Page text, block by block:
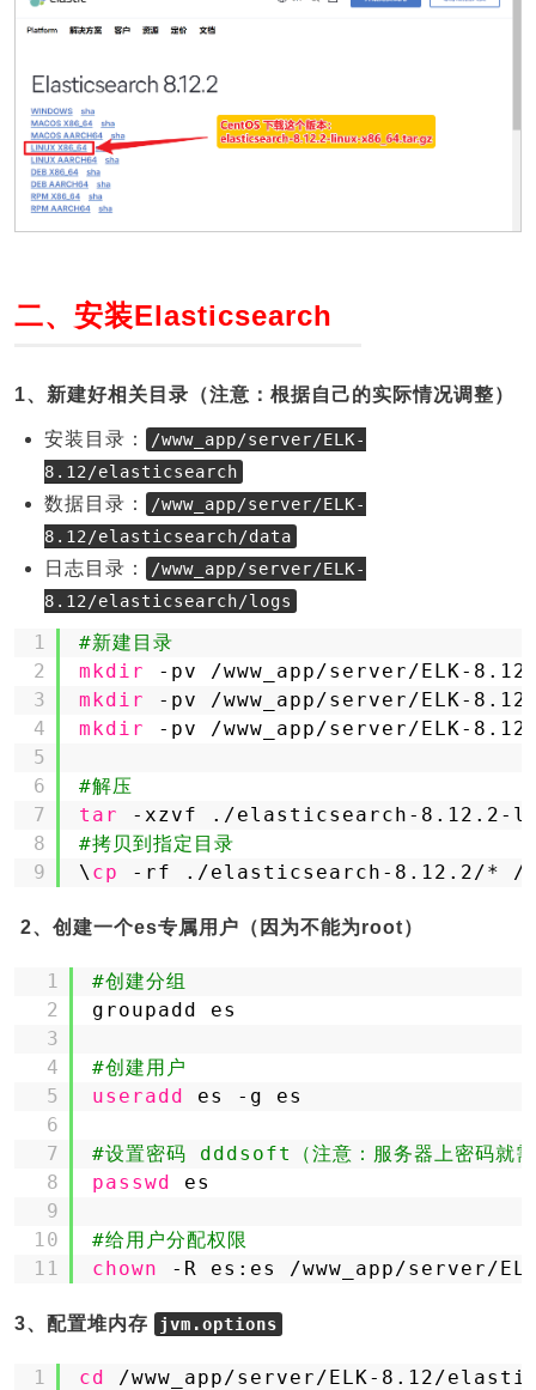
二、安装Elasticsearch
1、新建好相关目录（注意：根据自己的实际情况调整）
安装目录：
/www_app/server/ELK-
8.12/elasticsearch
数据目录：
/www_app/server/ELK-
8.12/elasticsearch/data
日志目录：
/www_app/server/ELK-
8.12/elasticsearch/logs
1
2
3
4
5
6
7
8
9
#新建目录
mkdir
-pv /www_app/server/ELK-8 .12
mkdir
-pv /www_app/server/ELK-8 .12
mkdir
-pv /www_app/server/ELK-8 .12
#解压
tar
-xzvf . /elasticsearch-8 .12.2-
#拷贝到指定目录
\ cp -rf . /elasticsearch-8 .12.2/* /
2、创建一个es专属用户（因为不能为root）
1
2
3
4
5
6
7
8
9
10
11
#创建分组
groupadd es
#创建用户
useradd
es -g es
#设置密码 dddsoft（注意：服务器上密码就需
passwd
es
#给用户分配权限
chown
-R es:es /www_app/server/
3、配置堆内存 jvm.options
1
cd /www_app/server/ELK-8 .12 /